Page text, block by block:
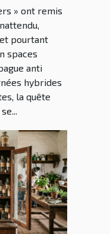
» ont remis
pourtant
spaces
anti
hybrides
la quête